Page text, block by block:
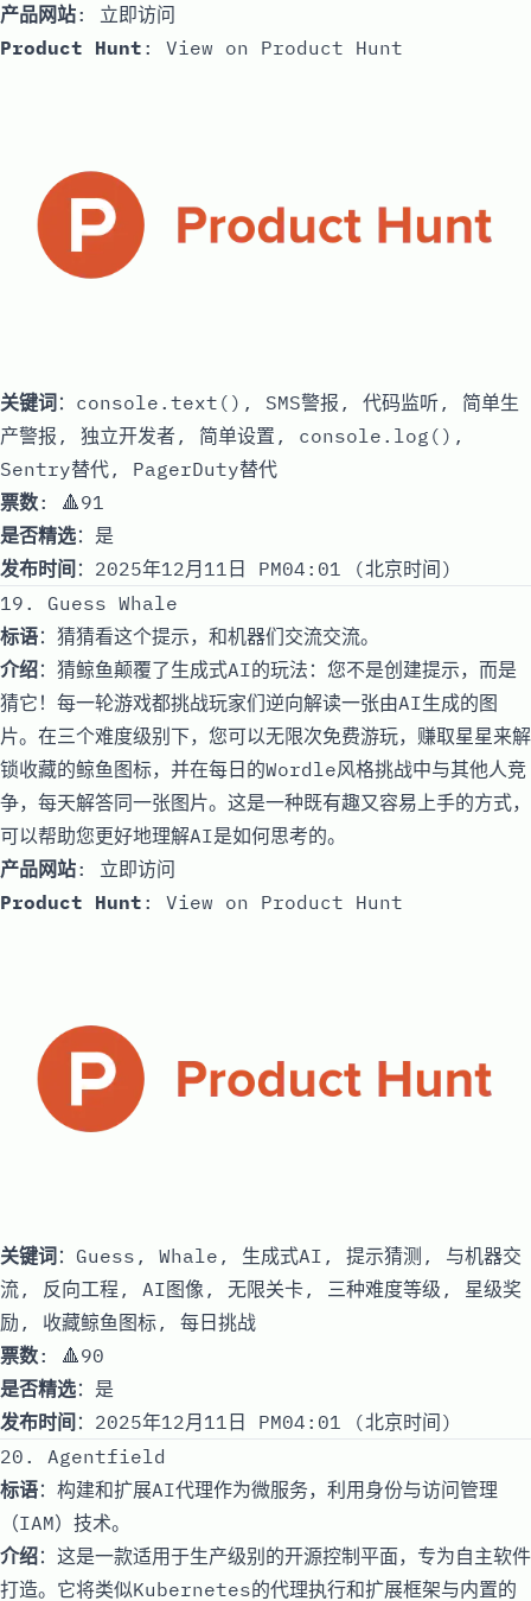
产品网站: 立即访问
Product Hunt : View on Product Hunt
关键词：console.text(), SMS警报, 代码监听, 简单生
产警报, 独立开发者, 简单设置, console.log(),
Sentry替代, PagerDuty替代
票数: 🔺91
是否精选：是
发布时间 ：2025年12月11日 PM04:01 (北京时间)
19. Guess Whale
标语：猜猜看这个提示，和机器们交流交流。
介绍：猜鲸鱼颠覆了生成式AI的玩法：您不是创建提示，而是
猜它！每一轮游戏都挑战玩家们逆向解读一张由AI生成的图
片。在三个难度级别下，您可以无限次免费游玩，赚取星星来解
锁收藏的鲸鱼图标，并在每日的Wordle风格挑战中与其他人竞
争，每天解答同一张图片。这是一种既有趣又容易上手的方式，
可以帮助您更好地理解AI是如何思考的。
产品网站: 立即访问
Product Hunt : View on Product Hunt
关键词 ：Guess, Whale, 生成式AI, 提示猜测, 与机器交
流, 反向工程, AI图像, 无限关卡, 三种难度等级, 星级奖
励, 收藏鲸鱼图标, 每日挑战
票数: 🔺90
是否精选：是
发布时间 ：2025年12月11日 PM04:01 (北京时间)
20. Agentfield
标语：构建和扩展AI代理作为微服务，利用身份与访问管理
（IAM）技术。
介绍：这是一款适用于生产级别的开源控制平面，专为自主软件
打造。它将类似Kubernetes的代理执行和扩展框架与内置的